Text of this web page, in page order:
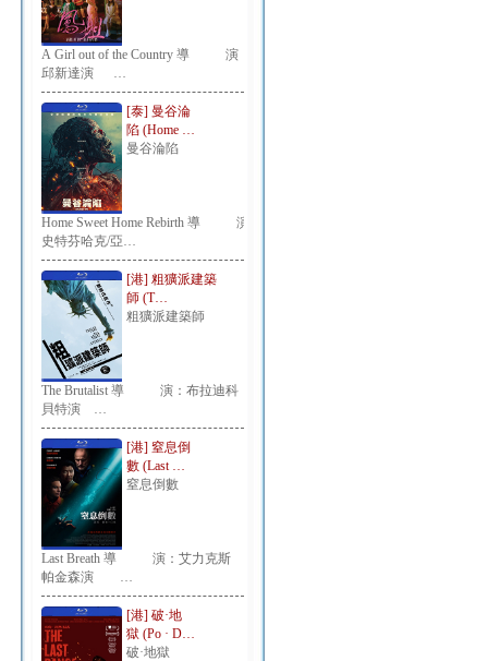
A Girl out of the Country 導 演：
邱新達演 …
[泰] 曼谷淪
陷 (Home …
曼谷淪陷
Home Sweet Home Rebirth 導 演：
史特芬哈克/亞…
[港] 粗獷派建築
師 (T…
粗獷派建築師
The Brutalist 導 演：布拉迪科
貝特演 …
[港] 窒息倒
數 (Last …
窒息倒數
Last Breath 導 演：艾力克斯
帕金森演 …
[港] 破·地
獄 (Po · D…
破·地獄